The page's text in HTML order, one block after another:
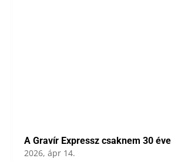
A Gravír Expressz csaknem 30
2026, ápr 14.